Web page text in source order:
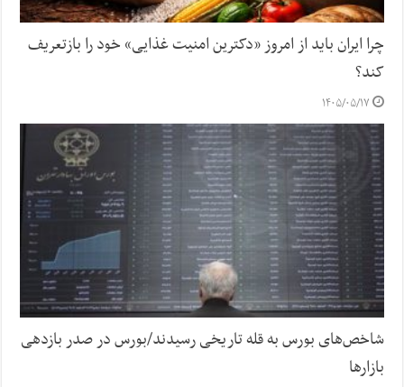
چرا ایران باید از امروز «دکترین امنیت غذایی» خود را بازتعریف
کند؟
۱۴۰۵/۰۵/۱۷
شاخص‌های بورس به قله تاریخی رسیدند/بورس در صدر بازدهی
بازارها